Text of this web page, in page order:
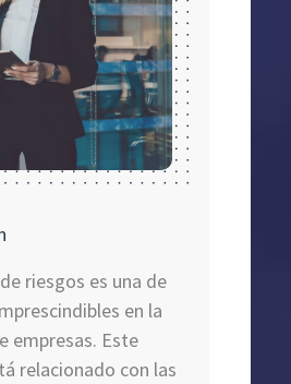
riesgos es una de
en la
empresas. Este
relacionado con las